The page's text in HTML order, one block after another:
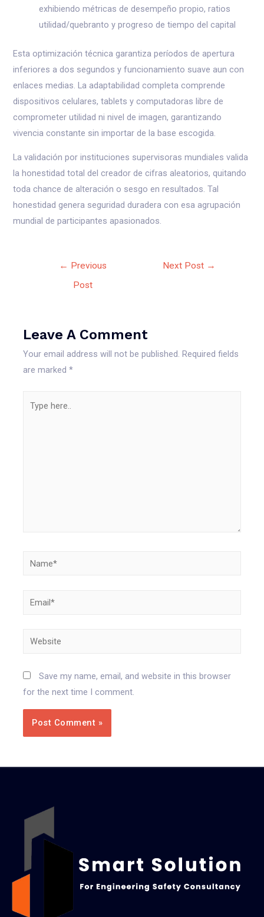
exhibiendo métricas de desempeño propio, ratios
utilidad/quebranto y progreso de tiempo del capital
Esta optimización técnica garantiza períodos de apertura
inferiores a dos segundos y funcionamiento suave aun con
enlaces medias. La adaptabilidad completa comprende
dispositivos celulares, tablets y computadoras libre de
comprometer utilidad ni nivel de imagen, garantizando
vivencia constante sin importar de la base escogida.
La validación por instituciones supervisoras mundiales valida
la honestidad total del creador de cifras aleatorios, quitando
toda chance de alteración o sesgo en resultados. Tal
honestidad genera seguridad duradera con esa agrupación
mundial de participantes apasionados.
← Previous
Post
Next Post →
Leave A Comment
Your email address will not be published. Required fields
are marked*
here..
Name*
Email*
Website
Save my name, email, and website in this browser
for the next time I comment.